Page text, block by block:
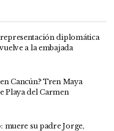
diplomática
a la embajada
Cancún? Tren Maya
Playa del Carmen
muere su padre Jorge,